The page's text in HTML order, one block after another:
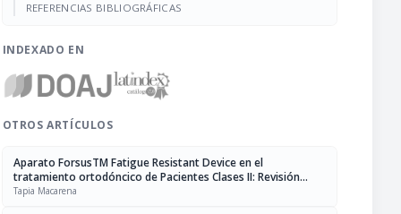
REFERENCIAS BIBLIOGRÁFICAS
INDEXADO EN
OTROS ARTÍCULOS
Aparato ForsusTM Fatigue Resistant Device en el
tratamiento ortodóncico de Pacientes Clases II: Revisión
bibliográfica
Tapia Macarena